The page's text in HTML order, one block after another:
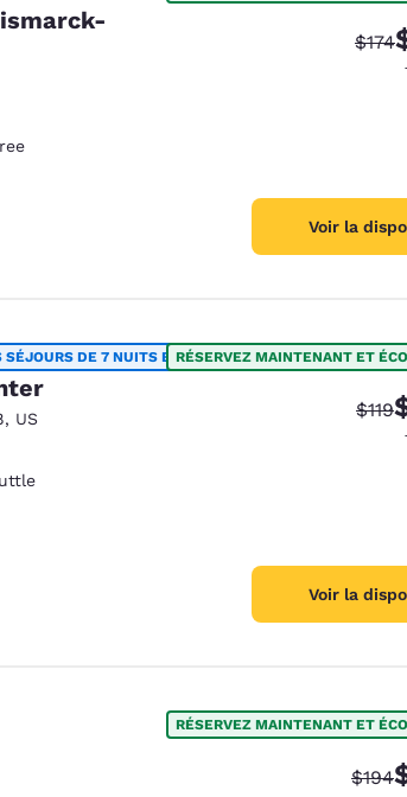
Tarif
$174
Voir la
SÉJOURS DE 7 NUITS ET PLUS
, US
RÉSERVEZ MAINTENANT ET
Tarif
$119
Voir la
RÉSERVEZ MAINTENANT ET
Tarif
$194